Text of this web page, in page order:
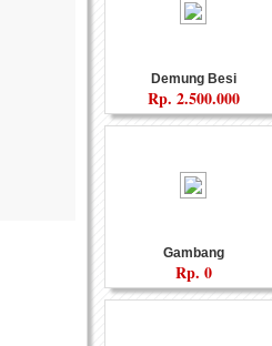
Demung Besi
Rp. 2.500.000
Gambang
Rp. 0